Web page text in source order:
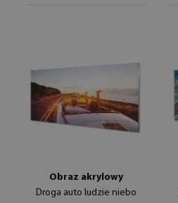
Obraz akrylowy
Droga auto ludzie niebo